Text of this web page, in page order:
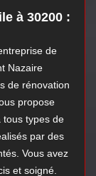
à 30200 :
de
Nazaire
de rénovation
propose
tous types de
par des
Vous avez
et soigné.